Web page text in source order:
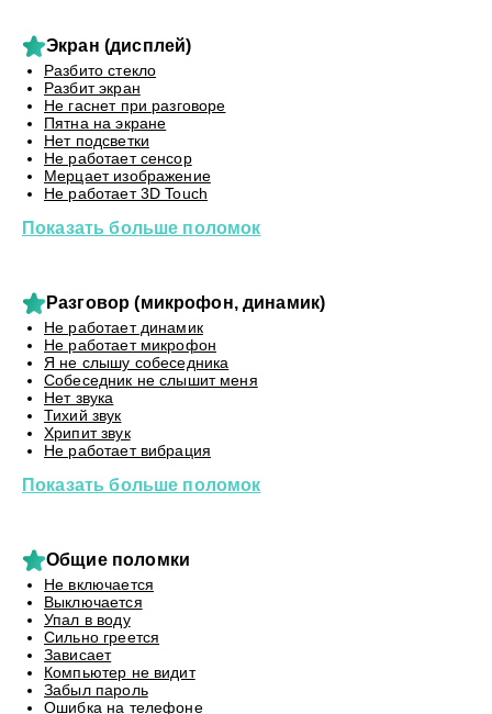
Экран (дисплей)
Разбито стекло
Разбит экран
Не гаснет при разговоре
Пятна на экране
Нет подсветки
Не работает сенсор
Мерцает изображение
Не работает 3D Touch
Показать больше поломок
Разговор (микрофон, динамик)
Не работает динамик
Не работает микрофон
Я не слышу собеседника
Собеседник не слышит меня
Нет звука
Тихий звук
Хрипит звук
Не работает вибрация
Показать больше поломок
Общие поломки
Не включается
Выключается
Упал в воду
Сильно греется
Зависает
Компьютер не видит
Забыл пароль
Ошибка на телефоне